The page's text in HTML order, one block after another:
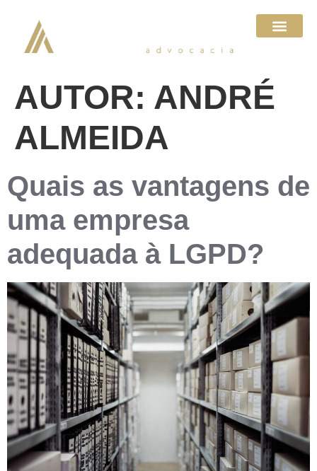
AUTOR: ANDRÉ
ALMEIDA
Quais as vantagens de
uma empresa
adequada à LGPD?